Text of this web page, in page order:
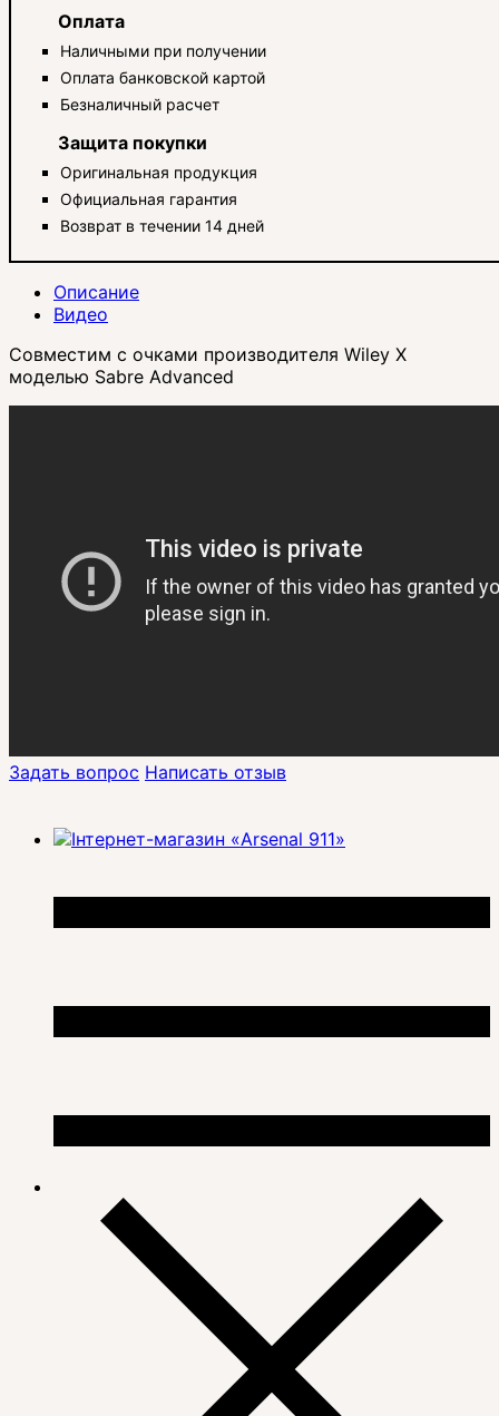
Оплата
Наличными при получении
Оплата банковской картой
Безналичный расчет
Защита покупки
Оригинальная продукция
Официальная гарантия
Возврат в течении 14 дней
Описание
Видео
Совместим с очками производителя Wiley X
моделью Sabre Advanced
Задать вопрос Написать отзыв